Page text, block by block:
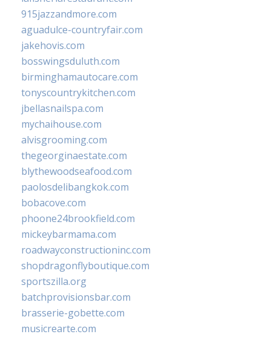
915jazzandmore.com
aguadulce-countryfair.com
jakehovis.com
bosswingsduluth.com
birminghamautocare.com
tonyscountrykitchen.com
jbellasnailspa.com
mychaihouse.com
alvisgrooming.com
thegeorginaestate.com
blythewoodseafood.com
paolosdelibangkok.com
bobacove.com
phoone24brookfield.com
mickeybarmama.com
roadwayconstructioninc.com
shopdragonflyboutique.com
sportszilla.org
batchprovisionsbar.com
brasserie-gobette.com
musicrearte.com